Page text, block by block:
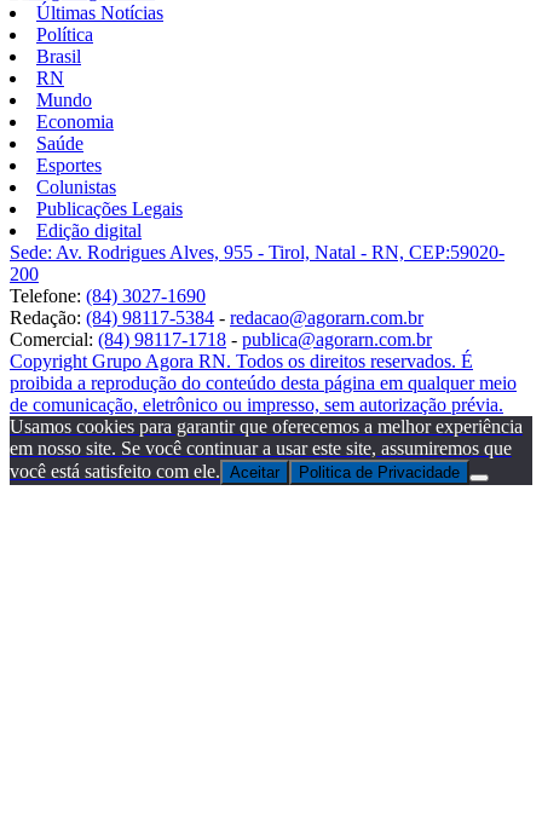
Últimas Notícias
Política
Brasil
RN
Mundo
Economia
Saúde
Esportes
Colunistas
Publicações Legais
Edição digital
Sede: Av. Rodrigues Alves, 955 - Tirol, Natal - RN, CEP:59020-
200
Telefone: (84) 3027-1690
Redação: (84) 98117-5384 - redacao@agorarn.com.br
Comercial: (84) 98117-1718 - publica@agorarn.com.br
Copyright Grupo Agora RN. Todos os direitos reservados. É
proibida a reprodução do conteúdo desta página em qualquer meio
de comunicação, eletrônico ou impresso, sem autorização prévia.
Usamos cookies para garantir que oferecemos a melhor experiência
em nosso site. Se você continuar a usar este site, assumiremos que
você está satisfeito com ele. Aceitar Politica de Privacidade